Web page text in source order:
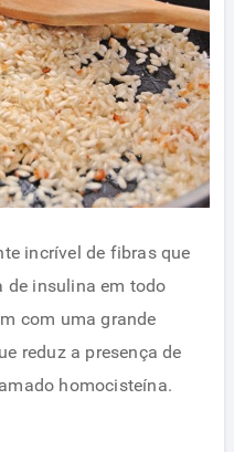
incrível de fibras que
de insulina em todo
com uma grande
reduz a presença de
homocisteína.